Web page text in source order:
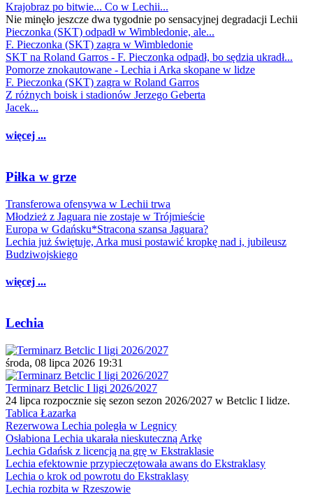
Krajobraz po bitwie... Co w Lechii...
Nie minęło jeszcze dwa tygodnie po sensacyjnej degradacji Lechii
Pieczonka (SKT) odpadł w Wimbledonie, ale...
F. Pieczonka (SKT) zagra w Wimbledonie
SKT na Roland Garros - F. Pieczonka odpadł, bo sędzia ukradł...
Pomorze znokautowane - Lechia i Arka skopane w lidze
F. Pieczonka (SKT) zagra w Roland Garros
Z różnych boisk i stadionów Jerzego Geberta
Jacek...
więcej ...
Piłka w grze
Transferowa ofensywa w Lechii trwa
Młodzież z Jaguara nie zostaje w Trójmieście
Europa w Gdańsku*Stracona szansa Jaguara?
Lechia już świętuje, Arka musi postawić kropkę nad i, jubileusz
Budziwojskiego
więcej ...
Lechia
środa, 08 lipca 2026 19:31
Terminarz Betclic I ligi 2026/2027
24 lipca rozpocznie się sezon sezon 2026/2027 w Betclic I lidze.
Tablica Łazarka
Rezerwowa Lechia poległa w Legnicy
Osłabiona Lechia ukarała nieskuteczną Arkę
Lechia Gdańsk z licencją na grę w Ekstraklasie
Lechia efektownie przypieczętowała awans do Ekstraklasy
Lechia o krok od powrotu do Ekstraklasy
Lechia rozbita w Rzeszowie